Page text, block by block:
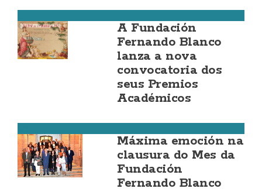
A Fundación
Fernando Blanco
lanza a nova
convocatoria dos
seus Premios
Académicos
Máxima emoción na
clausura do Mes da
Fundación
Fernando Blanco